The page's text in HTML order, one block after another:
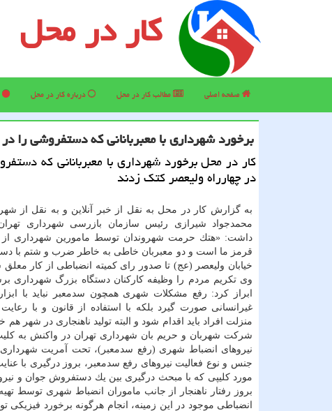
کار در محل
صفحه اصلی مطالب كار در محل درباره كار در محل
⁠برخورد شهرداری با معبربانانی كه دستفروشی را
كار در محل ⁠برخورد شهرداری با معبربانانی كه
در چهارراه ولیعصر كتك زدند
به گزارش كار در محل به نقل از خبر آنلاین و به نقل از
محمدجواد شیرازی رئیس سازمان بازرسی شهرداری تهران
داشت: «هتك حرمت شهروندان توسط مامورین شهرداری
قرمز ما است و دو معبربان خاطی به خاطر ضرب و شتم با
خیابان ولیعصر (عج) تا صدور رای كمیته انضباطی از كار معلق
وی تكریم مردم را وظیفه كاركنان دستگاه بزرگ شهرداری
ابراز كرد: رفع مشكلات شهری همچون سدمعبر نباید با
غیرانسانی صورت گیرد بلكه با استفاده از قانون و با
منزلت افراد باید اقدام شود و البته تولید ناهنجاری در
شركت شهربان و حریم بان شهرداری تهران در واكنش به كلیپ
نیروهای انضباط شهری (رفع سدمعبر)، تحت آمریت
جنس و نوع فعالیت نیروهای رفع سدمعبر، بروز درگیری با
مورد كلیپی كه با مبحث درگیری بین یك دستفروش جوان و
بروز رفتار ناهنجار از جانب ماموران انضباط شهری توسط
انضباطی موجود در این زمینه، انجام هرگونه برخورد